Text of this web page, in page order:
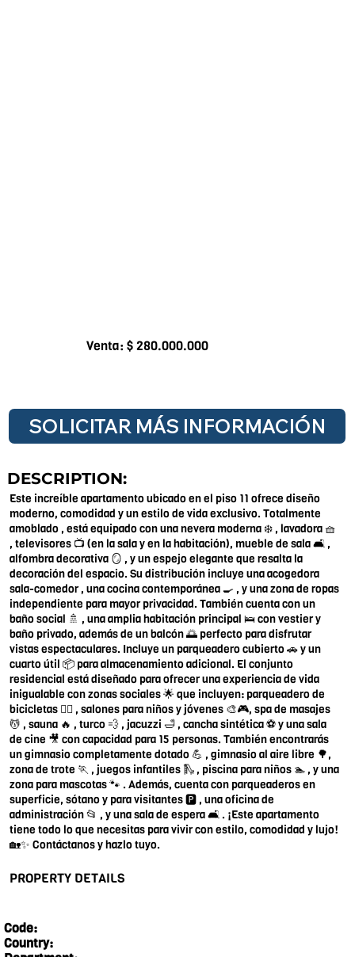
Venta: $ 280.000.000
SOLICITAR MÁS INFORMACIÓN
DESCRIPTION:
Este increíble apartamento ubicado en el piso 11 ofrece diseño
moderno, comodidad y un estilo de vida exclusivo. Totalmente
amoblado , está equipado con una nevera moderna ❄️ , lavadora 🧺
, televisores 📺 (en la sala y en la habitación), mueble de sala 🛋️ ,
alfombra decorativa 🪞 , y un espejo elegante que resalta la
decoración del espacio. Su distribución incluye una acogedora
sala-comedor , una cocina contemporánea 🍳 , y una zona de ropas
independiente para mayor privacidad. También cuenta con un
baño social 🚿 , una amplia habitación principal 🛌 con vestier y
baño privado, además de un balcón 🌅 perfecto para disfrutar
vistas espectaculares. Incluye un parqueadero cubierto 🚗 y un
cuarto útil 📦 para almacenamiento adicional. El conjunto
residencial está diseñado para ofrecer una experiencia de vida
inigualable con zonas sociales 🌟 que incluyen: parqueadero de
bicicletas 🚴‍♂️ , salones para niños y jóvenes 🎨🎮, spa de masajes
💆 , sauna 🔥 , turco 💨 , jacuzzi 🛁 , cancha sintética ⚽ y una sala
de cine 🎥 con capacidad para 15 personas. También encontrarás
un gimnasio completamente dotado 💪 , gimnasio al aire libre 🌳,
zona de trote 🏃 , juegos infantiles 🛝 , piscina para niños 🏊 , y una
zona para mascotas 🐾 . Además, cuenta con parqueaderos en
superficie, sótano y para visitantes 🅿️ , una oficina de
administración 📂 , y una sala de espera 🛋️ . ¡Este apartamento
tiene todo lo que necesitas para vivir con estilo, comodidad y lujo!
🏡✨ Contáctanos y hazlo tuyo.
PROPERTY DETAILS
Code:
Country: